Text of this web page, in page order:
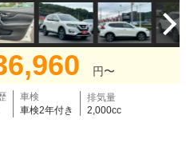
円〜
車検
車検2年付き
排気量
2,000cc